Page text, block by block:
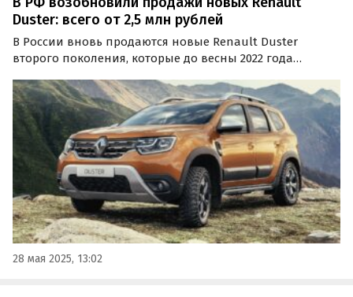
Duster: всего от 2,5 млн рублей
В России вновь продаются новые Renault Duster
второго поколения, которые до весны 2022 года
сайтов бесплатных объявлений сейчас стартуют от 2
490 000 рублей, сообщают «Автоновости дня».
28 мая 2025, 13:02